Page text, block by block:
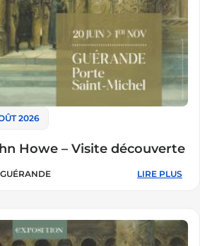
2026
Howe – Visite découverte
LIRE PLUS
:
HOWE
VISITE